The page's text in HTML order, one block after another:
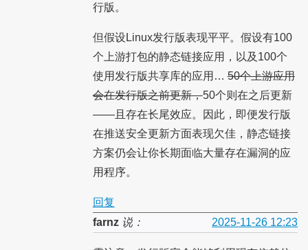
行版。
但假设Linux发行版表现平平。假设有100
个上游打包的静态链接应用，以及100个
使用发行版共享库的应用…50个上游应用
会在发行版之前更新，50个则在之后更新
——且存在长尾效应。因此，即便发行版
在推送安全更新方面表现欠佳，静态链接
方案仍会让你长期面临大量存在漏洞的应
用程序。
回复
farnz说： 2025-11-26 12:23